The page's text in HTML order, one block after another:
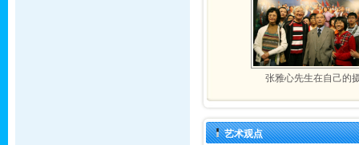
张雅心先生在自己的
艺术观点